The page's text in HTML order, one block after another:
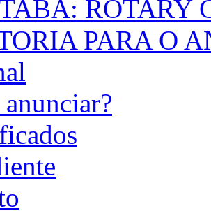
ROTARY
PARA O